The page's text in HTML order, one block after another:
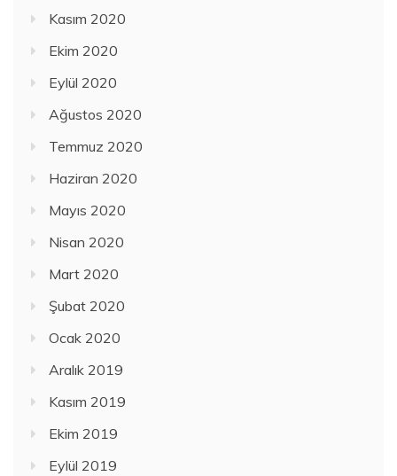
Kasım 2020
Ekim 2020
Eylül 2020
Ağustos 2020
Temmuz 2020
Haziran 2020
Mayıs 2020
Nisan 2020
Mart 2020
Şubat 2020
Ocak 2020
Aralık 2019
Kasım 2019
Ekim 2019
Eylül 2019